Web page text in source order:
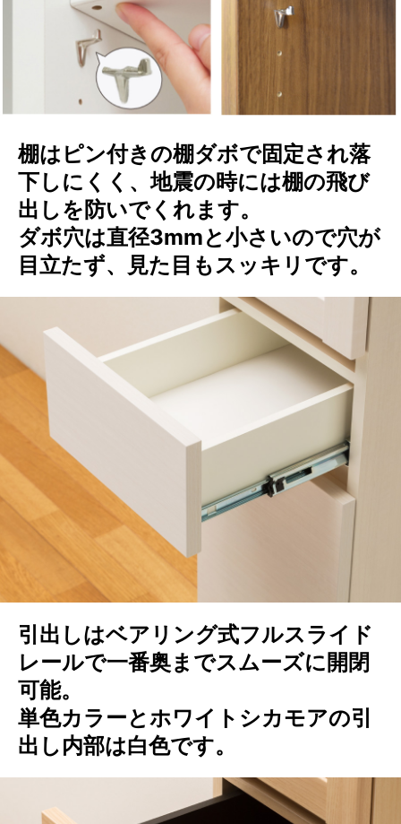
棚はピン付きの棚ダボで固定され落
下しにくく、地震の時には棚の飛び
出しを防いでくれます。
ダボ穴は直径3mmと小さいので穴が
目立たず、見た目もスッキリです。
引出しはベアリング式フルスライド
レールで一番奥までスムーズに開閉
可能。
単色カラーとホワイトシカモアの引
出し内部は白色です。